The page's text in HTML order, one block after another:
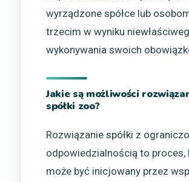
wyrządzone spółce lub
trzecim w wyniku
wykonywania swoich
Jakie są możliwości
spółki zoo?
Rozwiązanie spółki z
odpowiedzialnością to proces,
może być inicjowany przez